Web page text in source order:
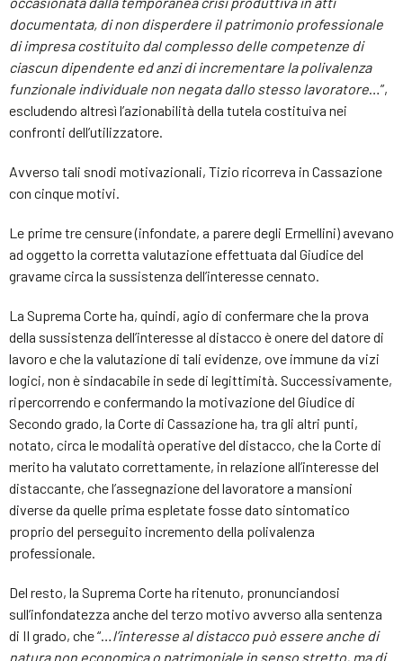
documentata, di non disperdere il patrimonio professionale
di impresa costituito dal complesso delle competenze di
ciascun dipendente ed anzi di incrementare la polivalenza
funzionale individuale non negata dallo stesso lavoratore …”,
escludendo altresì l’azionabilità della tutela costituiva nei
confronti dell’utilizzatore.
Avverso tali snodi motivazionali, Tizio ricorreva in Cassazione
con cinque motivi.
Le prime tre censure (infondate, a parere degli Ermellini) avevano
ad oggetto la corretta valutazione effettuata dal Giudice del
gravame circa la sussistenza dell’interesse cennato.
La Suprema Corte ha, quindi, agio di confermare che la prova
della sussistenza dell’interesse al distacco è onere del datore di
lavoro e che la valutazione di tali evidenze, ove immune da vizi
logici, non è sindacabile in sede di legittimità. Successivamente,
ripercorrendo e confermando la motivazione del Giudice di
Secondo grado, la Corte di Cassazione ha, tra gli altri punti,
notato, circa le modalità operative del distacco, che la Corte di
merito ha valutato correttamente, in relazione all’interesse del
distaccante, che l’assegnazione del lavoratore a mansioni
diverse da quelle prima espletate fosse dato sintomatico
proprio del perseguito incremento della polivalenza
professionale.
Del resto, la Suprema Corte ha ritenuto, pronunciandosi
sull’infondatezza anche del terzo motivo avverso alla sentenza
di II grado, che “…
l’interesse al distacco può essere anche di
natura non economica o patrimoniale in senso stretto, ma di